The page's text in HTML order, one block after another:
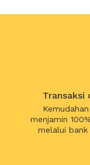
Transaksi
menjamin
melalui